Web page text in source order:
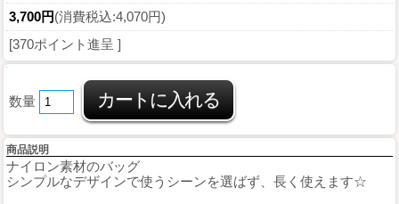
3,700円(消費税込:4,070円)
[370ポイント進呈 ]
数量
商品説明
ナイロン素材のバッグ
シンプルなデザインで使うシーンを選ばず、長く使えます☆